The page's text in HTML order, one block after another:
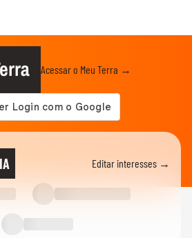
Acessar o Meu Terra →
Editar interesses →